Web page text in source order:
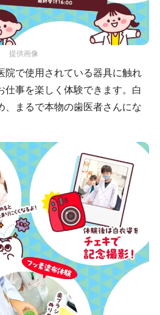
提供画像
院で使用されている器具に触れ
仕事を楽しく体験できます。白
、まるで本物の歯医者さんにな